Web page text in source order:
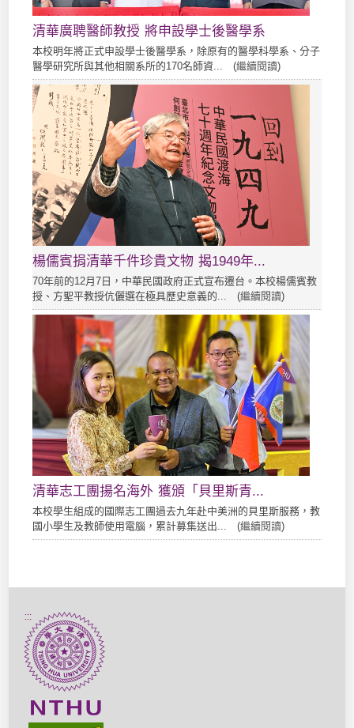
清華廣聘醫師教授 將申設學士後醫學系
本校明年將正式申設學士後醫學系，除原有的醫學科學系、分子
醫學研究所與其他相關系所的170名師資... (繼續閱讀)
楊儒賓捐清華千件珍貴文物 揭1949年...
70年前的12月7日，中華民國政府正式宣布遷台。本校楊儒賓教
授、方聖平教授伉儷選在極具歷史意義的... (繼續閱讀)
清華志工團揚名海外 獲頒「貝里斯青...
本校學生組成的國際志工團過去九年赴中美洲的貝里斯服務，教
國小學生及教師使用電腦，累計募集送出... (繼續閱讀)
:::